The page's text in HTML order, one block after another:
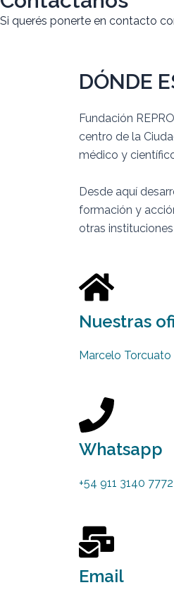
Si querés ponerte en contacto
DÓNDE
Fundación
centro de la
médico y
Desde aquí
formación y
otras
Nuestras
Marcelo
Whatsapp
+54 911 3140 7772
Email